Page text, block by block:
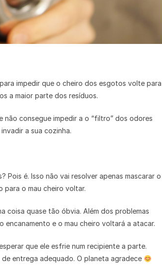
impedir que o cheiro dos esgotos volte para
a maior parte dos resíduos.
não consegue impedir a o “filtro” dos odores
a sua cozinha.
é. Isso não vai resolver apenas mascarar o
para o mau cheiro voltar.
coisa quase tão óbvia. Além dos problemas
e o mau cheiro voltará a atacar.
que ele esfrie num recipiente a parte.
entrega adequado. O planeta agradece